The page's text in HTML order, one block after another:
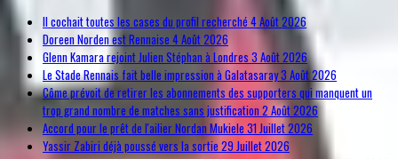
Il cochait toutes les cases du profil recherché 4 Août 2026
Doreen Norden est Rennaise 4 Août 2026
Glenn Kamara rejoint Julien Stéphan à Londres 3 Août 2026
Le Stade Rennais fait belle impression à Galatasaray3 Août 2026
Côme prévoit de retirer les abonnements des supporters qui manquent un
trop grand nombre de matches sans justification 2 Août 2026
Accord pour le prêt de l'ailier Nordan Mukiele 31 Juillet 2026
Yassir Zabiri déjà poussé vers la sortie 29 Juillet 2026